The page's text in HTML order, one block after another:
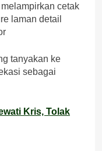
cetak
laman detail
tanyakan ke
sebagai
Kris, Tolak